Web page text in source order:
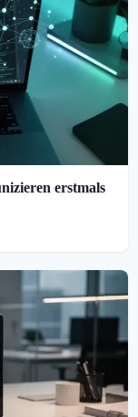
erstmals